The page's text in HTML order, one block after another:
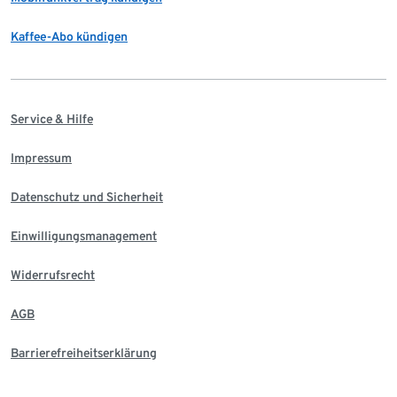
Kaffee-Abo kündigen
Service & Hilfe
Impressum
Datenschutz und Sicherheit
Einwilligungsmanagement
Widerrufsrecht
AGB
Barrierefreiheitserklärung